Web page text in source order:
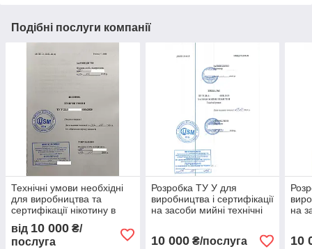
Подібні послуги компанії
Технічні умови необхідні
для виробництва та
сертифікації нікотину в
Україні
від 10 000 ₴/
послуга
Розробка ТУ У для
виробництва і сертифікації
на засоби мийні технічні
10 000₴/послуга
на
10